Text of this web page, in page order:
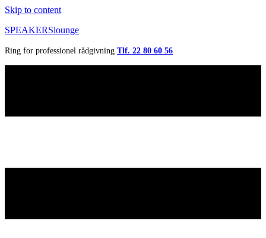
Skip to content
SPEAKERSlounge
Ring for professionel rådgivning Tlf. 22 80 60 56